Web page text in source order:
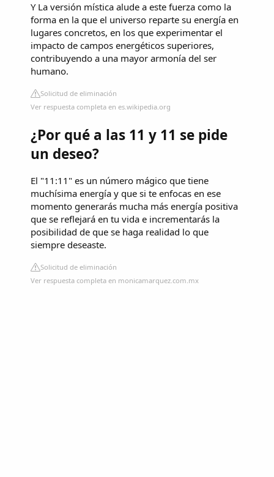
Y La versión mística alude a este fuerza como la
forma en la que el universo reparte su energía en
lugares concretos, en los que experimentar el
impacto de campos energéticos superiores,
contribuyendo a una mayor armonía del ser
humano.
Solicitud de eliminación
Ver respuesta completa en es.wikipedia.org
¿Por qué a las 11 y 11 se pide
un deseo?
El "11:11" es un número mágico que tiene
muchísima energía y que si te enfocas en ese
momento generarás mucha más energía positiva
que se reflejará en tu vida e incrementarás la
posibilidad de que se haga realidad lo que
siempre deseaste.
Solicitud de eliminación
Ver respuesta completa en monicamarquez.com.mx